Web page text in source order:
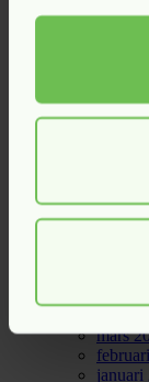
april
mars
januari